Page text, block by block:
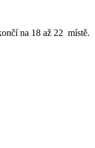
na 18 až 22 místě.